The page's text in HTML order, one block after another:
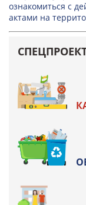
ознакомиться с
актами на